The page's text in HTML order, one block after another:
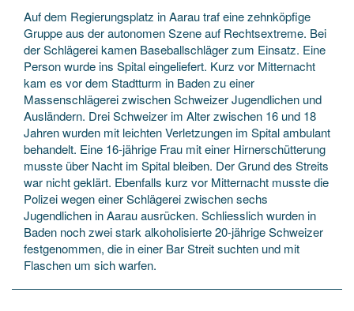
Auf dem Regierungsplatz in Aarau traf eine zehnköpfige
Gruppe aus der autonomen Szene auf Rechtsextreme. Bei
der Schlägerei kamen Baseballschläger zum Einsatz. Eine
Person wurde ins Spital eingeliefert. Kurz vor Mitternacht
kam es vor dem Stadtturm in Baden zu einer
Massenschlägerei zwischen Schweizer Jugendlichen und
Ausländern. Drei Schweizer im Alter zwischen 16 und 18
Jahren wurden mit leichten Verletzungen im Spital ambulant
behandelt. Eine 16-jährige Frau mit einer Hirnerschütterung
musste über Nacht im Spital bleiben. Der Grund des Streits
war nicht geklärt. Ebenfalls kurz vor Mitternacht musste die
Polizei wegen einer Schlägerei zwischen sechs
Jugendlichen in Aarau ausrücken. Schliesslich wurden in
Baden noch zwei stark alkoholisierte 20-jährige Schweizer
festgenommen, die in einer Bar Streit suchten und mit
Flaschen um sich warfen.